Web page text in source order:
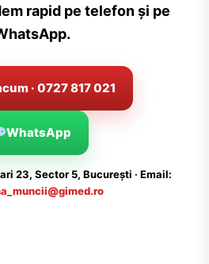
rapid pe telefon și pe
· 0727 817 021
WhatsApp
23, Sector 5, București · Email: